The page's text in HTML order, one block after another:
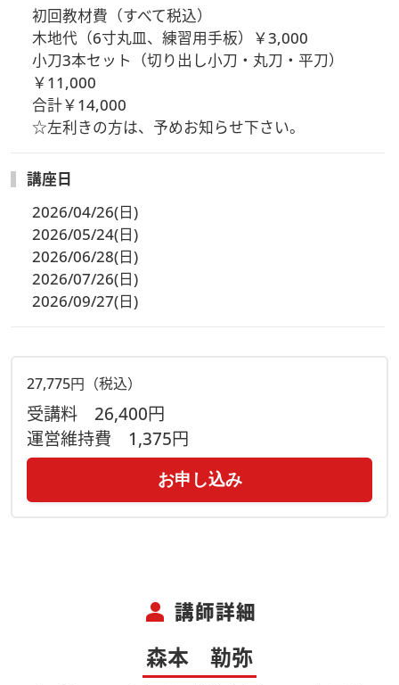
初回教材費（すべて税込）
木地代（6寸丸皿、練習用手板）￥3,000
小刀3本セット（切り出し小刀・丸刀・平刀）
￥11,000
合計￥14,000
☆左利きの方は、予めお知らせ下さい。
講座日
2026/04/26(日)
2026/05/24(日)
2026/06/28(日)
2026/07/26(日)
2026/09/27(日)
27,775円（税込）
受講料 26,400円
運営維持費 1,375円
お申し込み
person 講師詳細
森本 勒弥